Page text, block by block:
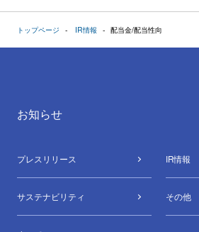
トップページ IR情報 配当金/配当性向
お知らせ
プレスリリース IR情報
サステナビリティ その他